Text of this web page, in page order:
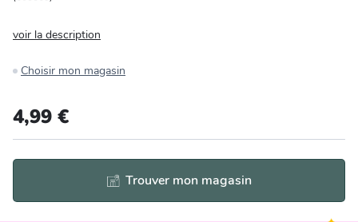
Bricolage et auto
Jardin et plein air
voir la description
Choisir mon magasin
4,99 €
Trouver mon magasin